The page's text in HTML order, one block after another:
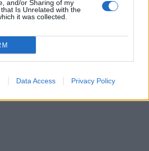
and/or Sharing of my
Is Unrelated with the
it was collected.
Data Access Privacy Policy